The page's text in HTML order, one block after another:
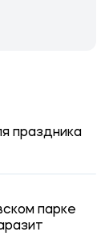
праздника
парке